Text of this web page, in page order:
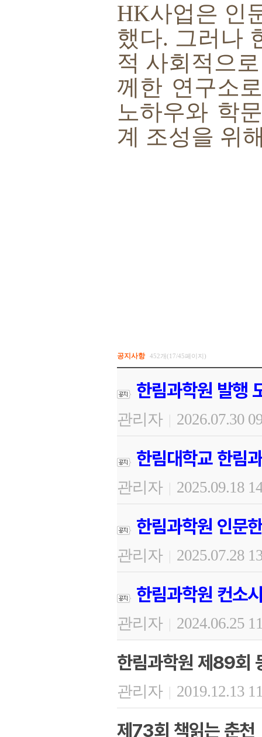
HK사업은 인
했다. 그러나
적 사회적으
께한 연구소
노하우와 학
계 조성을 위
공지사항 452개(17/45페이지)
한림과학원 발행
관리자 | 2026.07.30
한림대학교 한림
관리자 | 2025.09.18
한림과학원 인문
관리자 | 2025.07.28
한림과학원 컨소
관리자 | 2024.06.25
한림과학원 제89회
관리자 | 2019.12.13
제73회 책읽는 춘천